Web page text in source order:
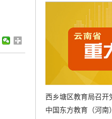
西乡塘区教育局召开
中国东方教育（河南